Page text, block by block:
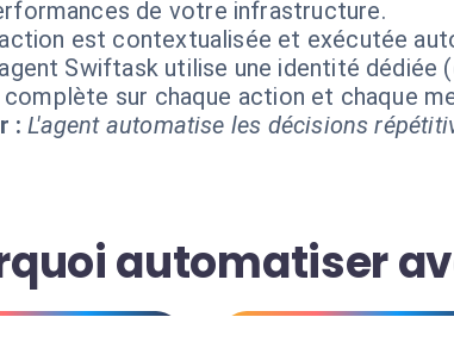
de votre infrastructure.
est contextualisée et exécutée
Swiftask utilise une identité dédiée
sur chaque action et chaque
: L'agent automatise les décisions
automatiser